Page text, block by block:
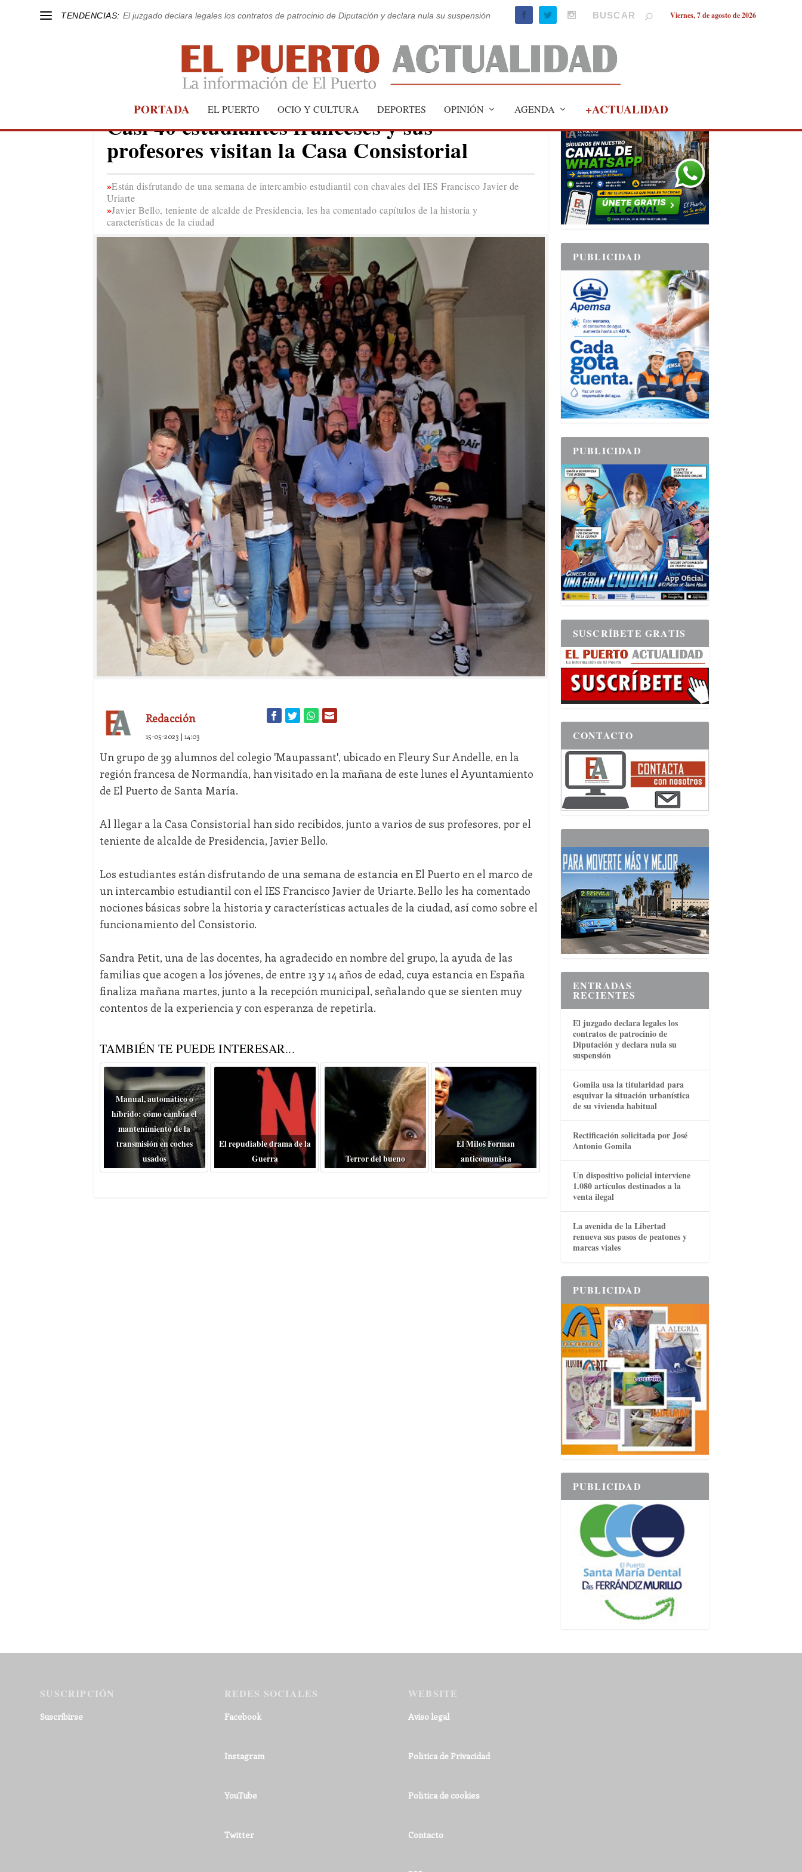
TENDENCIAS: El juzgado declara legales los contratos de patrocinio de Diputación y declara nula su suspensión Viernes, 7 de agosto de 2026
PORTADA EL PUERTO OCIO Y CULTURA DEPORTES OPINIÓN AGENDA +ACTUALIDAD
EDUCACIÓN
Casi 40 estudiantes franceses y sus
profesores visitan la Casa Consistorial
Están disfrutando de una semana de intercambio estudiantil con chavales del IES Francisco Javier de
Uriarte
Javier Bello, teniente de alcalde de Presidencia, les ha comentado capítulos de la historia y
características de la ciudad
Redacción
15-05-2023 | 14:03
Un grupo de 39 alumnos del colegio 'Maupassant', ubicado en Fleury Sur Andelle, en la
región francesa de Normandía, han visitado en la mañana de este lunes el Ayuntamiento
de El Puerto de Santa María.
Al llegar a la Casa Consistorial han sido recibidos, junto a varios de sus profesores, por el
teniente de alcalde de Presidencia, Javier Bello.
Los estudiantes están disfrutando de una semana de estancia en El Puerto en el marco de
un intercambio estudiantil con el IES Francisco Javier de Uriarte. Bello les ha comentado
nociones básicas sobre la historia y características actuales de la ciudad, así como sobre el
funcionamiento del Consistorio.
Sandra Petit, una de las docentes, ha agradecido en nombre del grupo, la ayuda de las
familias que acogen a los jóvenes, de entre 13 y 14 años de edad, cuya estancia en España
finaliza mañana martes, junto a la recepción municipal, señalando que se sienten muy
contentos de la experiencia y con esperanza de repetirla.
TAMBIÉN TE PUEDE INTERESAR...
Manual, automático o
híbrido: cómo cambia el
mantenimiento de la
transmisión en coches
usados
El repudiable drama de la
Guerra
Terror del bueno
El Miloš Forman
anticomunista
PUBLICIDAD
PUBLICIDAD
PUBLICIDAD
SUSCRÍBETE GRATIS
CONTACTO
ENTRADAS
RECIENTES
El juzgado declara legales los
contratos de patrocinio de
Diputación y declara nula su
suspensión
Gomila usa la titularidad para
esquivar la situación urbanística
de su vivienda habitual
Rectificación solicitada por José
Antonio Gomila
Un dispositivo policial interviene
1.080 artículos destinados a la
venta ilegal
La avenida de la Libertad
renueva sus pasos de peatones y
marcas viales
PUBLICIDAD
PUBLICIDAD
SUSCRIPCIÓN
Suscribirse
REDES SOCIALES
Facebook
Instagram
YouTube
Twitter
WEBSITE
Aviso legal
Política de Privacidad
Política de cookies
Contacto